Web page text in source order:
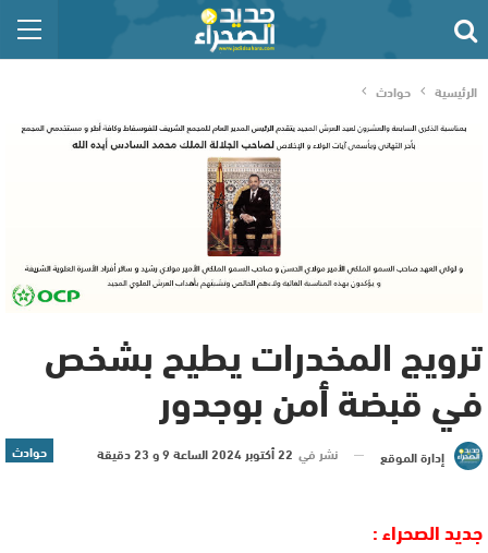
الرئيسية حوادث
ترويج المخدرات يطيح بشخص
في قبضة أمن بوجدور
حوادث إدارة الموقع نشر في 22 أكتوبر 2024 الساعة 9 و 23 دقيقة
جديد الصحراء :